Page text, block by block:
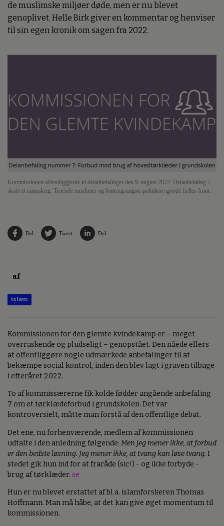
de muslimske miljøer døde, men er nu blevet
genoplivet. Helle Birk giver en kommentar og henviser
til sin egen kronik om sagen fra 2022.
Kommissionen offentliggjorde ni delanbefalinger den 9. august 2022. Delanbefaling 7
skabt et ramaskrig. Troende muslimer og beøringsangste politikere gjorde fælles front.
Del Tweet Del
af
islam
Kommissionen for den glemte kvindekamp er – meget
overraskende og pludseligt – genopstået. Den nåede ellers
at offentliggøre nogle udmærkede anbefalinger til at
bekæmpe social kontrol, inden den blev lagt i graven tilbage
i efteråret 2022.
To af kommissærerne fik kolde fødder angående anbefaling
7 om et tørklædeforbud i grundskolen. Det var
kontroversielt, måtte man forstå af den offentlige debat.
Det ene, nu forhenværende, medlem af kommissionen
udtalte i den anledning følgende: Men jeg mener ikke, at forbud
er den bedste løsning. Jeg mener ikke, at tvang kan løse tvang. I
stedet gik hun ind for at fraråde (sic!) - og ikke forbyde -
brug af tørklæder. se
Hun er nu blevet erstattet af bl.a. islamforskeren Thomas
Hoffmann. Man må håbe, at det kan give øget momentum til
kommissionen.